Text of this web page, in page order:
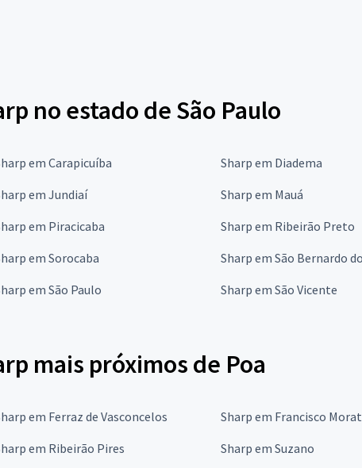
no estado de São Paulo
em Carapicuíba
Sharp em Diadema
em Jundiaí
Sharp em Mauá
em Piracicaba
Sharp em Ribeirão Preto
em Sorocaba
Sharp em São Bernardo
em São Paulo Sharp em São Vicente
mais próximos de Poa
em Ferraz de Vasconcelos
Sharp em Francisco
em Ribeirão Pires Sharp em Suzano